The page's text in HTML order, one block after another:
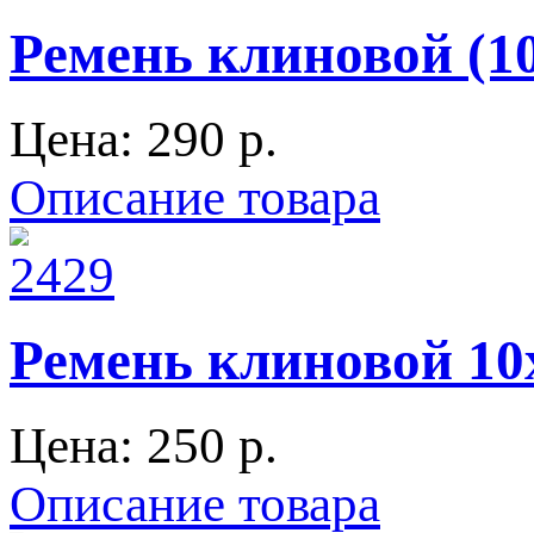
Ремень клиновой
Цена: 290 p.
Описание товара
Ремень клиновой
Цена: 250 p.
Описание товара